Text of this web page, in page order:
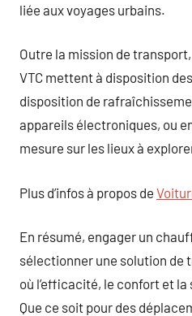
liée aux voyages urbains.
Outre la mission de
VTC mettent à disposition
disposition de
appareils électroniques, ou
mesure sur les lieux à
Plus d’infos à propos de
En résumé, engager un
sélectionner une solution de
où l’efficacité, le confort et
Que ce soit pour des